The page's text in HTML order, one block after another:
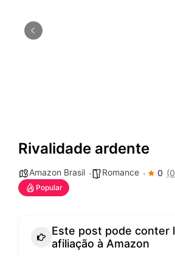
Rivalidade ardente
Amazon Brasil Romance 0
Popular
Este post pode conter
afiliação à Amazon